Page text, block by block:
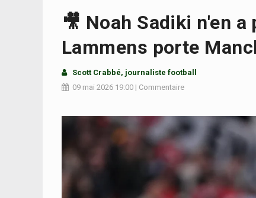
🎥 Noah Sadiki n'en
Lammens porte
Scott Crabbé, journaliste football
09 mai 2026 19:00 | Commentaire